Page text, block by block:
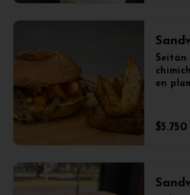
Seitán
en
$5.750